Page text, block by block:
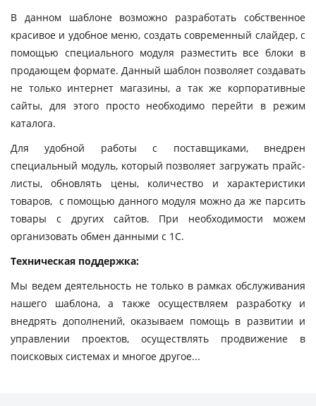
В данном шаблоне возможно разработать собственное
красивое и удобное меню, создать современный слайдер, с
помощью специального модуля разместить все блоки в
продающем формате. Данный шаблон позволяет создавать
не только интернет магазины, а так же корпоративные
сайты, для этого просто необходимо перейти в режим
каталога.
Для удобной работы с поставщиками, внедрен
специальный модуль, который позволяет загружать прайс-
листы, обновлять цены, количество и характеристики
товаров, с помощью данного модуля можно да же парсить
товары с других сайтов. При необходимости можем
организовать обмен данными с 1С.
Техническая поддержка:
Мы ведем деятельность не только в рамках обслуживания
нашего шаблона, а также осуществляем разработку и
внедрять дополнений, оказываем помощь в развитии и
управлении проектов, осуществлять продвижение в
поисковых системах и многое другое...